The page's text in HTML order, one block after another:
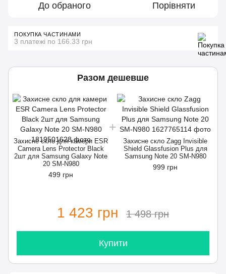
До обраного Порівняти
ПОКУПКА ЧАСТИНАМИ
3 платежі по 166.33 грн
Разом дешевше
Захисне скло для камери ESR
Camera Lens Protector Black
2шт для Samsung Galaxy Note
20 SM-N980
499 грн
Захисне скло Zagg Invisible
Shield Glassfusion Plus для
Samsung Note 20 SM-N980
999 грн
1 423 грн 1 498 грн
Купити